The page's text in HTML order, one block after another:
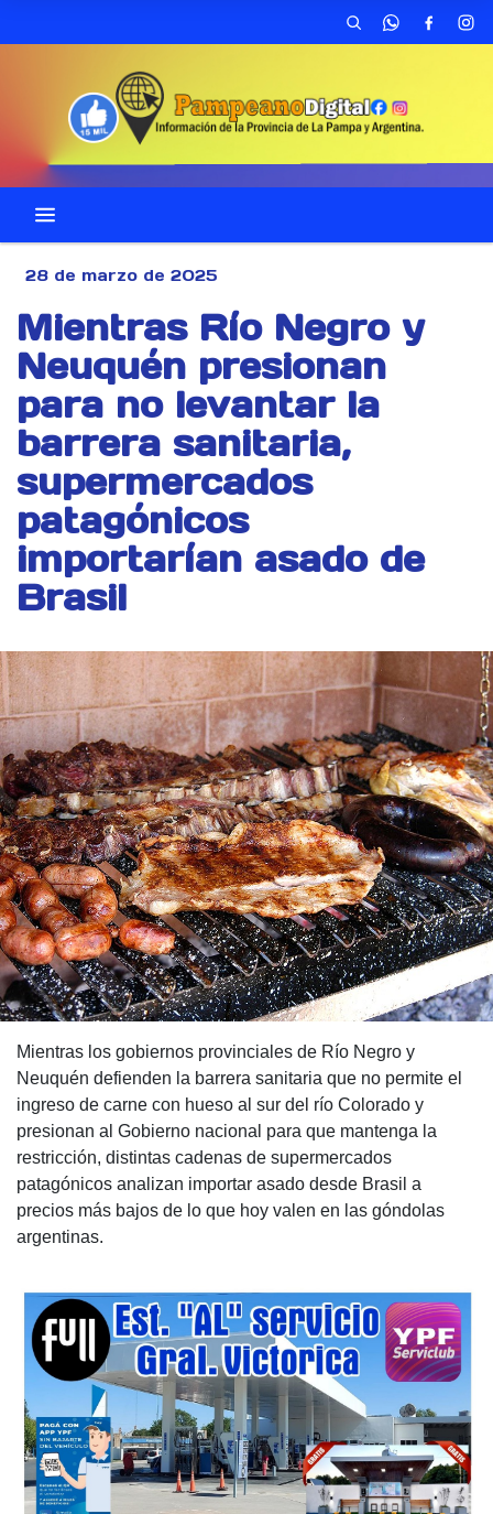
28 de marzo de 2025
Mientras Río Negro y
Neuquén presionan
para no levantar la
barrera sanitaria,
supermercados
patagónicos
importarían asado de
Brasil
Mientras los gobiernos provinciales de Río Negro y
Neuquén defienden la barrera sanitaria que no permite el
ingreso de carne con hueso al sur del río Colorado y
presionan al Gobierno nacional para que mantenga la
restricción, distintas cadenas de supermercados
patagónicos analizan importar asado desde Brasil a
precios más bajos de lo que hoy valen en las góndolas
argentinas.